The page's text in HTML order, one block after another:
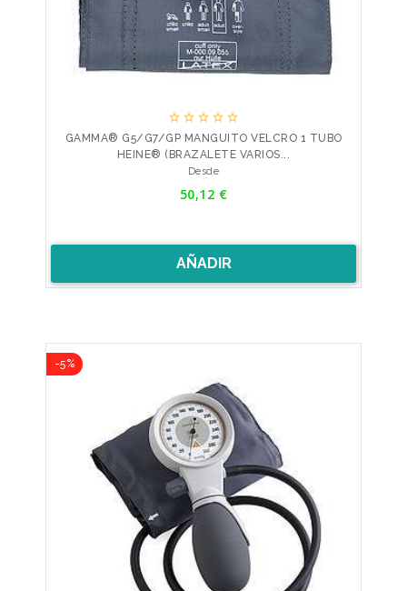
    
GAMMA® G5/G7/GP MANGUITO VELCRO 1 TUBO
HEINE® (BRAZALETE VARIOS...
DesdePrecio
50,12 €
AÑADIR
-5%